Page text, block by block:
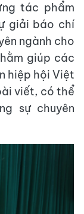
tác phẩm
giải báo chí
ngành cho
giúp các
hiệp hội Việt
viết, có thể
sự chuyên